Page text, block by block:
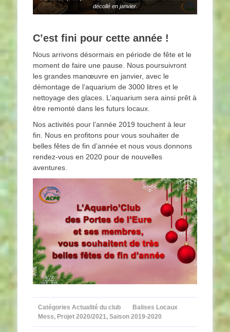
décollé en janvier.
C’est fini pour cette année !
Nous arrivons désormais en période de fête et le
moment de faire une pause. Nous poursuivront
les grandes manœuvre en janvier, avec le
démontage de l’aquarium de 3000 litres et le
nettoyage des glaces. L’aquarium sera ainsi prêt à
être remonté dans les futurs locaux.
Nos activités pour l’année 2019 touchent à leur
fin. Nous en profitons pour vous souhaiter de
belles fêtes de fin d’année et nous vous donnons
rendez-vous en 2020 pour de nouvelles
aventures.
Catégories Actualité du club Balises Locaux
Mess, Projet 2020/2021, Saison 2019-2020